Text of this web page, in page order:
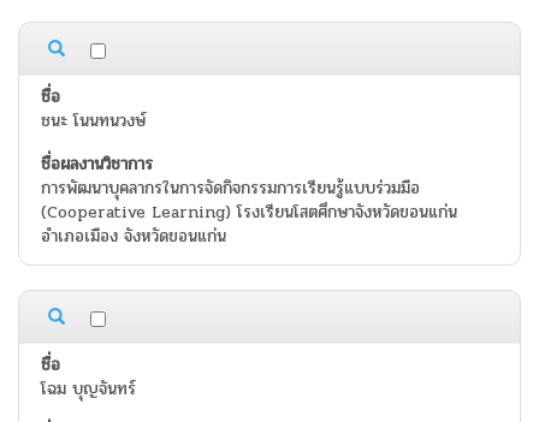
ชนะ โนนทนวงษ์
การพัฒนาบุคลากรในการจัดกิจกรรมการเรียนรู้แบบร่วมมือ
(Cooperative Learning) โรงเรียนโสตศึกษาจังหวัดขอนแก่น
อำเภอเมือง จังหวัดขอนแก่น
โฉม บุญจันทร์